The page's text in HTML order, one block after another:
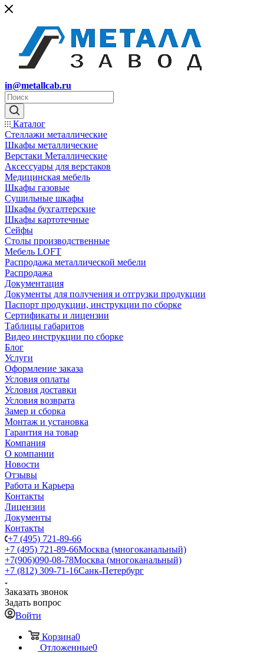
in@metallcab.ru
Каталог
Стеллажи металлические
Шкафы металлические
Верстаки Металлические
Аксессуары для верстаков
Медицинская мебель
Шкафы газовые
Сушильные шкафы
Шкафы бухгалтерские
Шкафы картотечные
Сейфы
Столы производственные
Мебель LOFT
Распродажа металлической мебели
Распродажа
Документация
Документы для получения и отгрузки продукции
Паспорт продукции, инструкции по сборке
Сертификаты и лицензии
Таблицы габаритов
Видео инструкции по сборке
Блог
Услуги
Оформление заказа
Условия оплаты
Условия доставки
Условия возврата
Замер и сборка
Монтаж и установка
Гарантия на товар
Компания
О компании
Новости
Отзывы
Работа и Карьера
Контакты
Лицензии
Документы
Контакты
+7 (495) 721-89-66
+7 (495) 721-89-66Москва (многоканальный)
+7(906)090-08-78Москва (многоканальный)
+7 (812) 309-71-16Санк-Петербург
Заказать звонок
Задать вопрос
Войти
Корзина0
Отложенные0